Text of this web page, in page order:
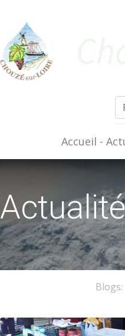
Accueil -
Blogs: